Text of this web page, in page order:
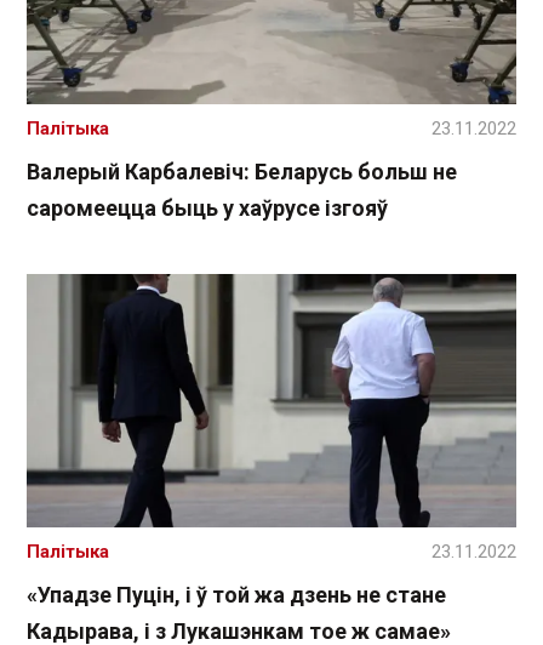
Валерый Карбалевіч: Беларусь больш не
саромеецца быць у хаўрусе ізгояў
Палітыка 23.11.2022
«Упадзе Пуцін, і ў той жа дзень не стане
Кадырава, і з Лукашэнкам тое ж самае»
Палітыка 23.11.2022